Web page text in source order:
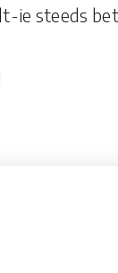
ie steeds